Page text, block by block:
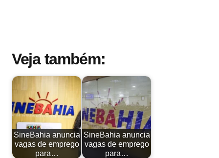
Veja também:
SineBahia anuncia
vagas de emprego
para…
SineBahia anuncia
vagas de emprego
para…